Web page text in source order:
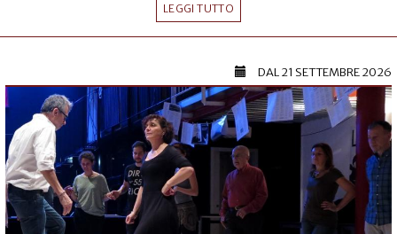
LEGGI TUTTO
DAL21 SETTEMBRE 2026